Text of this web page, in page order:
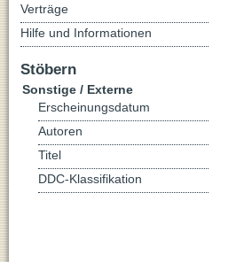
Verträge
Hilfe und Informationen
Stöbern
Sonstige / Externe
Erscheinungsdatum
Autoren
Titel
DDC-Klassifikation